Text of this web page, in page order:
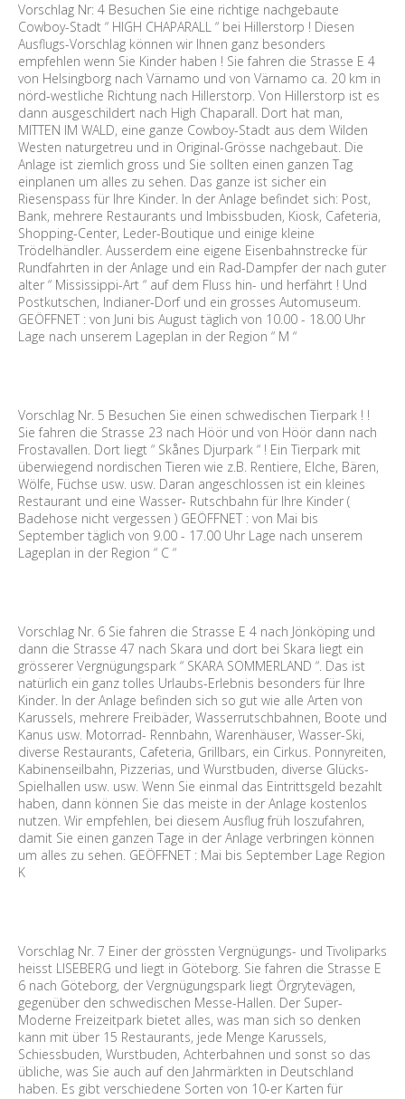
Vorschlag Nr: 4 Besuchen Sie eine richtige nachgebaute
Cowboy-Stadt “ HIGH CHAPARALL “ bei Hillerstorp ! Diesen
Ausflugs-Vorschlag können wir Ihnen ganz besonders
empfehlen wenn Sie Kinder haben ! Sie fahren die Strasse E 4
von Helsingborg nach Värnamo und von Värnamo ca. 20 km in
nörd-westliche Richtung nach Hillerstorp. Von Hillerstorp ist es
dann ausgeschildert nach High Chaparall. Dort hat man,
MITTEN IM WALD, eine ganze Cowboy-Stadt aus dem Wilden
Westen naturgetreu und in Original-Grösse nachgebaut. Die
Anlage ist ziemlich gross und Sie sollten einen ganzen Tag
einplanen um alles zu sehen. Das ganze ist sicher ein
Riesenspass für Ihre Kinder. In der Anlage befindet sich: Post,
Bank, mehrere Restaurants und Imbissbuden, Kiosk, Cafeteria,
Shopping-Center, Leder-Boutique und einige kleine
Trödelhändler. Ausserdem eine eigene Eisenbahnstrecke für
Rundfahrten in der Anlage und ein Rad-Dampfer der nach guter
alter “ Mississippi-Art “ auf dem Fluss hin- und herfährt ! Und
Postkutschen, Indianer-Dorf und ein grosses Automuseum.
GEÖFFNET : von Juni bis August täglich von 10.00 - 18.00 Uhr
Lage nach unserem Lageplan in der Region “ M “
Vorschlag Nr. 5 Besuchen Sie einen schwedischen Tierpark ! !
Sie fahren die Strasse 23 nach Höör und von Höör dann nach
Frostavallen. Dort liegt “ Skånes Djurpark “ ! Ein Tierpark mit
überwiegend nordischen Tieren wie z.B. Rentiere, Elche, Bären,
Wölfe, Füchse usw. usw. Daran angeschlossen ist ein kleines
Restaurant und eine Wasser- Rutschbahn für Ihre Kinder (
Badehose nicht vergessen ) GEÖFFNET : von Mai bis
September täglich von 9.00 - 17.00 Uhr Lage nach unserem
Lageplan in der Region “ C “
Vorschlag Nr. 6 Sie fahren die Strasse E 4 nach Jönköping und
dann die Strasse 47 nach Skara und dort bei Skara liegt ein
grösserer Vergnügungspark “ SKARA SOMMERLAND “. Das ist
natürlich ein ganz tolles Urlaubs-Erlebnis besonders für Ihre
Kinder. In der Anlage befinden sich so gut wie alle Arten von
Karussels, mehrere Freibäder, Wasserrutschbahnen, Boote und
Kanus usw. Motorrad- Rennbahn, Warenhäuser, Wasser-Ski,
diverse Restaurants, Cafeteria, Grillbars, ein Cirkus. Ponnyreiten,
Kabinenseilbahn, Pizzerias, und Wurstbuden, diverse Glücks-
Spielhallen usw. usw. Wenn Sie einmal das Eintrittsgeld bezahlt
haben, dann können Sie das meiste in der Anlage kostenlos
nutzen. Wir empfehlen, bei diesem Ausflug früh loszufahren,
damit Sie einen ganzen Tage in der Anlage verbringen können
um alles zu sehen. GEÖFFNET : Mai bis September Lage Region
K
Vorschlag Nr. 7 Einer der grössten Vergnügungs- und Tivoliparks
heisst LISEBERG und liegt in Göteborg. Sie fahren die Strasse E
6 nach Göteborg, der Vergnügungspark liegt Örgrytevägen,
gegenüber den schwedischen Messe-Hallen. Der Super-
Moderne Freizeitpark bietet alles, was man sich so denken
kann mit über 15 Restaurants, jede Menge Karussels,
Schiessbuden, Wurstbuden, Achterbahnen und sonst so das
übliche, was Sie auch auf den Jahrmärkten in Deutschland
haben. Es gibt verschiedene Sorten von 10-er Karten für